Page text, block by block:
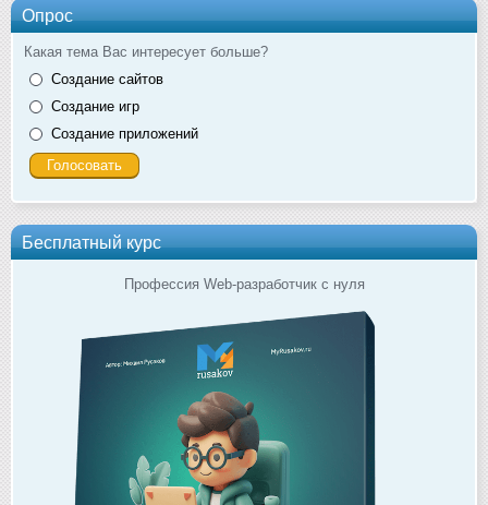
Опрос
Какая тема Вас интересует больше?
Создание сайтов
Создание игр
Создание приложений
Бесплатный курс
Профессия Web-разработчик с нуля